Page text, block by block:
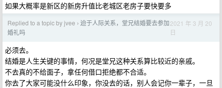
如果大概率是新区的新房升值比老城区老房子要快要多
Replied to a topic by jvee › 迫于人际关系，堂兄结婚要去参加
婚礼吗
2021 年 3 月 20
日
必须去。
结婚是人生关键的事情，何况是堂兄这种关系算比较近的亲戚。
不去真的不给面子，拿任何借口拒绝都不合适。
你去了大家可能没什么印象，你没去的话，别人会记你一辈子，一旦